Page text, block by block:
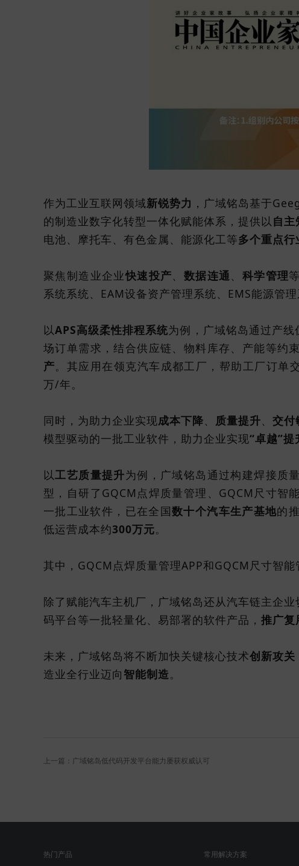
作为工业互联网领域新锐势力 ，广域铭岛基于
的制造业数字化转型一体化赋能体系，提供以 自
电池、摩托车、有色金属、能源化工等多个重点行
聚焦制造业企业快速投产 数据连通 科学管理
系统系统、EAM设备资产管理系统、EMS能源管
以APS高级柔性排程系统为例，广域铭岛通过产
场订单需求，结合供应链、物料库存、产能等约
产。其应用在领克汽车成都工厂，帮助工厂订单
万/年。
同时，为助力企业实现成本下降 质量提升 交付
模型驱动的一批工业软件，助力企业实现“卓越”提
以工艺质量提升为例，广域铭岛通过构建焊接质
型，自研了GQCM点焊质量管理、GQCM尺寸智
一批工业软件，已在全国数十个汽车生产基地的
低运营成本约300万元。
其中，GQCM点焊质量管理APP和GQCM尺寸智
除了赋能汽车主机厂，广域铭岛还从汽车链主企业
码平台等一批轻量化、易部署的软件产品， 推广复
未来，广域铭岛将不断加快关键核心技术创新攻关
造业全行业迈向智能制造。
上一篇：广域铭岛低代码开发平台能力屡获权威认可
热门产品 常用解决方案